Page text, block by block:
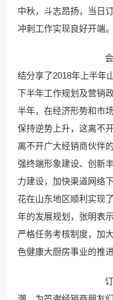
中秋，斗志昂扬，当日
冲刺工作实现良好开端。
会
结分享了2018年上半年
下半年工作规划及营销
半年，在经济形势和市
保持逆势上升，这离不
离不开广大经销商伙伴
强终端形象建设、创新
力建设，加快渠道网络
花在山东地区顺利实现
年的发展规划，张明表
严格任务考核制度，加
色健康大厨房事业的推
订